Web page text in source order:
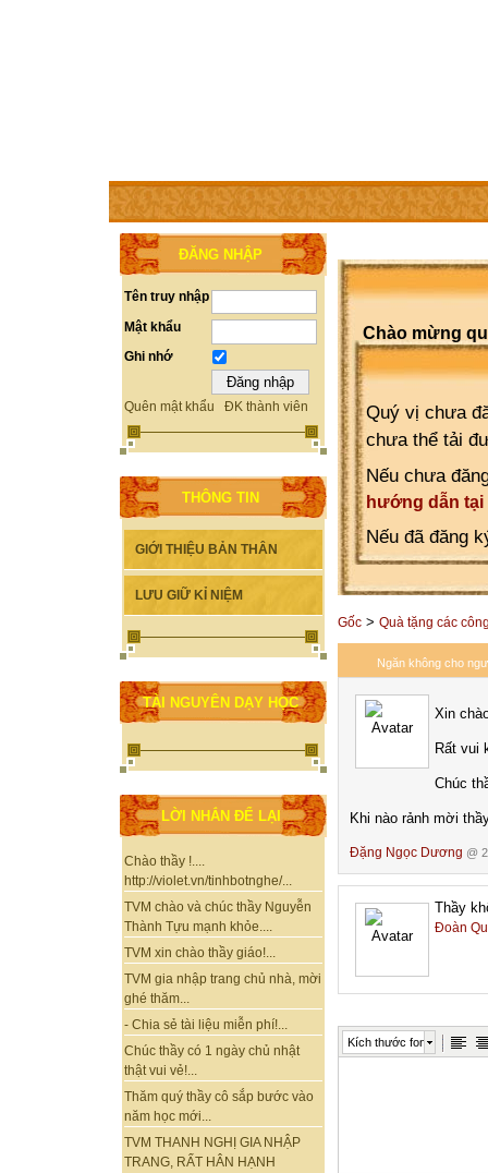
TRANG CHỦ THÀNH VIÊN TRỢ GIÚP WEBSITE
ĐĂNG NHẬP
Tên truy nhập
Mật khẩu
Ghi nhớ
Quên mật khẩu ĐK thành viên
THÔNG TIN
GIỚI THIỆU BẢN THÂN
LƯU GIỮ KỈ NIỆM
TÀI NGUYÊN DẠY HỌC
LỜI NHẮN ĐỂ LẠI
Chào thầy !....
http://violet.vn/tinhbotnghe/...
TVM chào và chúc thầy Nguyễn
Thành Tựu mạnh khỏe....
TVM xin chào thầy giáo!...
TVM gia nhập trang chủ nhà, mời
ghé thăm...
- Chia sẻ tài liệu miễn phí!...
Chúc thầy có 1 ngày chủ nhật
thật vui vẻ!...
Thăm quý thầy cô sắp bước vào
năm học mới...
TVM THANH NGHỊ GIA NHẬP
TRANG, RẤT HÂN HẠNH
Chào mừng
Quý vị chưa
chưa thể tải
Nếu chưa
hướng dẫn tại
Nếu đã đăng
Gốc > Quà tặng các
Ngăn không cho
Xin
Rất vui
Chúc
Khi nào rảnh mời
Đặng Ngọc Dương @
Thầy
Đoàn
Kích thước font